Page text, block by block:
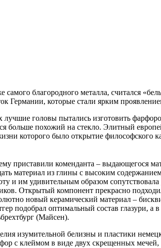
благородного металла, считался
Германии, которые стали ярким
головы пытались изготовить
больше похожий на стекло. Элитный
которого было открытие философского
приставили коменданта ‒ выдающегося
материал из глины с высоким
и им удивительным образом
Открытый компонент прекрасно
новый керамический материал ‒
подобрал оптимальный состав глазури,
(Майсен).
изумительной белизны и пластики
с клеймом в виде двух скрещенных мечей,